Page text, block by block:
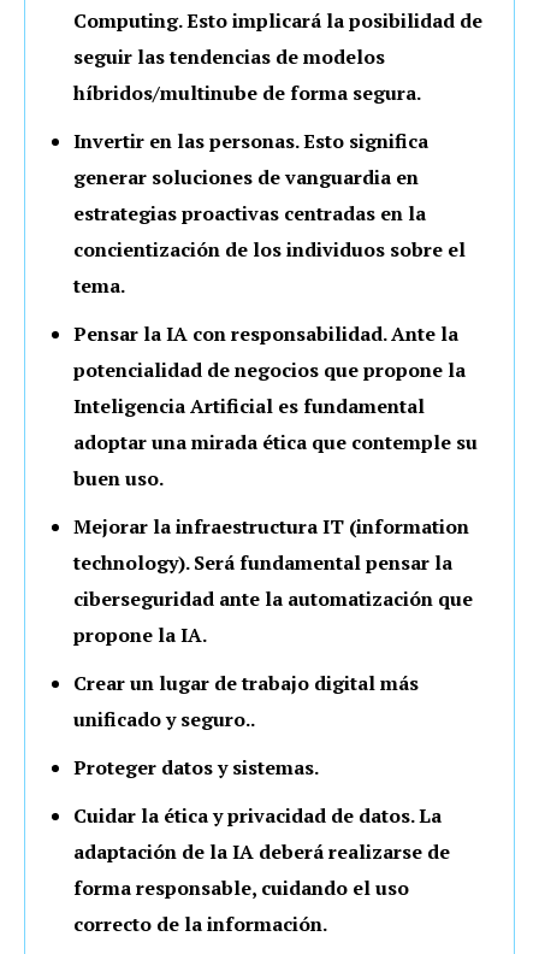
Computing. Esto implicará la posibilidad de
seguir las tendencias de modelos
híbridos/multinube de forma segura.
Invertir en las personas. Esto significa
generar soluciones de vanguardia en
estrategias proactivas centradas en la
concientización de los individuos sobre el
tema.
Pensar la IA con responsabilidad. Ante la
potencialidad de negocios que propone la
Inteligencia Artificial es fundamental
adoptar una mirada ética que contemple su
buen uso.
Mejorar la infraestructura IT (information
technology). Será fundamental pensar la
ciberseguridad ante la automatización que
propone la IA.
Crear un lugar de trabajo digital más
unificado y seguro..
Proteger datos y sistemas.
Cuidar la ética y privacidad de datos. La
adaptación de la IA deberá realizarse de
forma responsable, cuidando el uso
correcto de la información.